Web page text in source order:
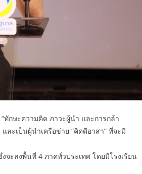
ทักษะความคิด ภาวะผู้นำ และการกล้า
ละเป็นผู้นำเครือข่าย “คิดดีอาสา” ที่จะมี
จะลงพื้นที่ 4 ภาคทั่วประเทศ โดยมีโรงเรียน